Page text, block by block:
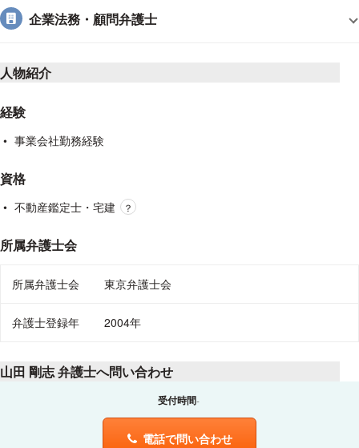
に登録換え。
これまでに新潟簡易裁判所調停委員、新潟県庁県有財産証券化
品取引法研究会委員等を歴任。
2023年現在、日本瓦斯株式会社（東証プライム）社外監査
役、株式会社トップカルチャー（スタンダード）社外監査役ま
た、非上場会社の社外監査役も複数兼任。
所属学会
日本私法学会、金融法学会、日本信託法学会
9:30 – 17:30（土日・祝日除く）
アクセス
東京メトロ半蔵門線・東西線・都営新宿線 九段下駅A5番出
企業法務・顧問弁護士
人物紹介
経験
事業会社勤務経験
資格
不動産鑑定士・宅建 ？
所属弁護士会
所属弁護士会 東京弁護士会
弁護士登録年 2004年
山田 剛志 弁護士へ問い合わせ
受付時間
電話で問い合わせ